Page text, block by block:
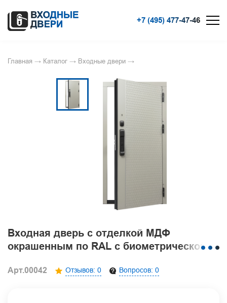
+7 (495) 477-47-46
Главная → Каталог → Входные двери →
Входная дверь с отделкой МДФ
окрашенным по RAL с биометрической
Арт.00042 Отзывов: 0 Вопросов: 0